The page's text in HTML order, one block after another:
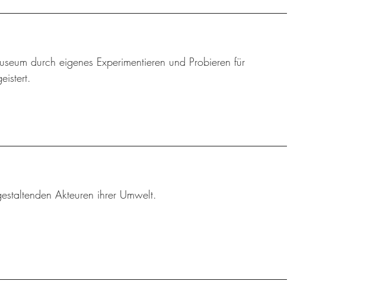
durch eigenes Experimentieren und Probieren für
Akteuren ihrer Umwelt.